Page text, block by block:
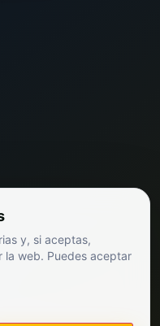
y, si aceptas,
la web. Puedes aceptar